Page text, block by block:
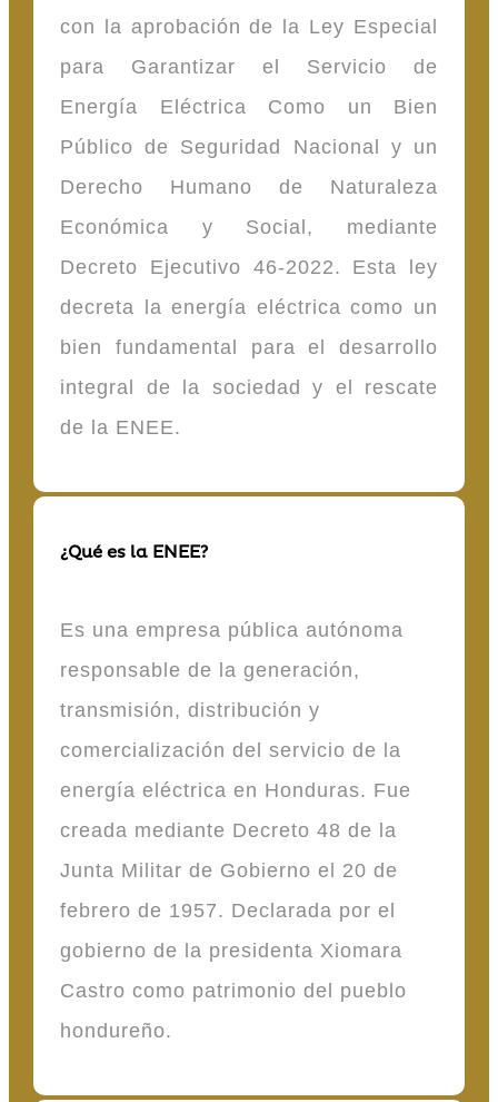
con la aprobación de la Ley Especial
para Garantizar el Servicio de
Energía Eléctrica Como un Bien
Público de Seguridad Nacional y un
Derecho Humano de Naturaleza
Económica y Social, mediante
Decreto Ejecutivo 46-2022. Esta ley
decreta la energía eléctrica como un
bien fundamental para el desarrollo
integral de la sociedad y el rescate
de la ENEE.
¿Qué es la ENEE?
Es una empresa pública autónoma
responsable de la generación,
transmisión, distribución y
comercialización del servicio de la
energía eléctrica en Honduras. Fue
creada mediante Decreto 48 de la
Junta Militar de Gobierno el 20 de
febrero de 1957. Declarada por el
gobierno de la presidenta Xiomara
Castro como patrimonio del pueblo
hondureño.